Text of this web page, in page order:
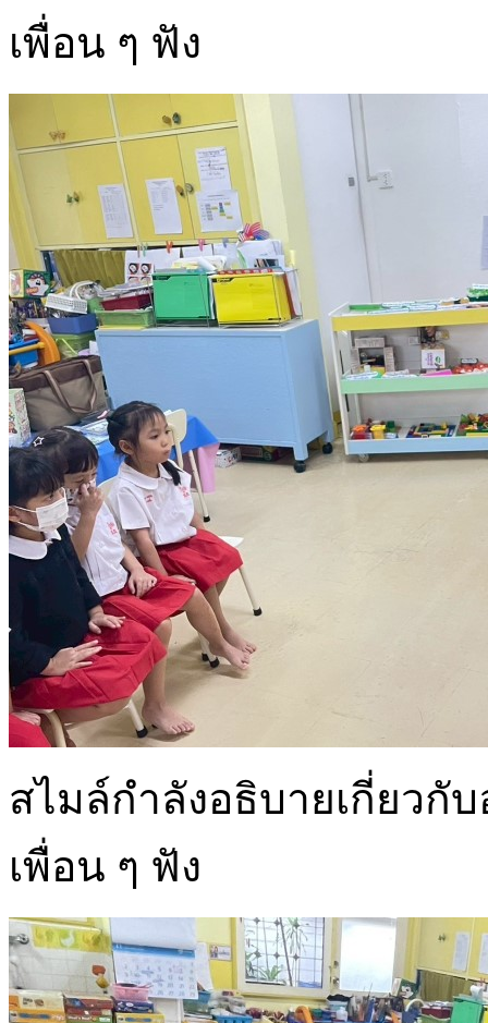
เพื่อน ๆ ฟัง
สไมล์กำลังอธิบายเกี่ยว
เพื่อน ๆ ฟัง